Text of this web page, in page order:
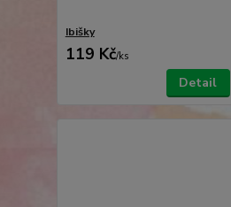
Ibišky
119 Kč/ks
Detail